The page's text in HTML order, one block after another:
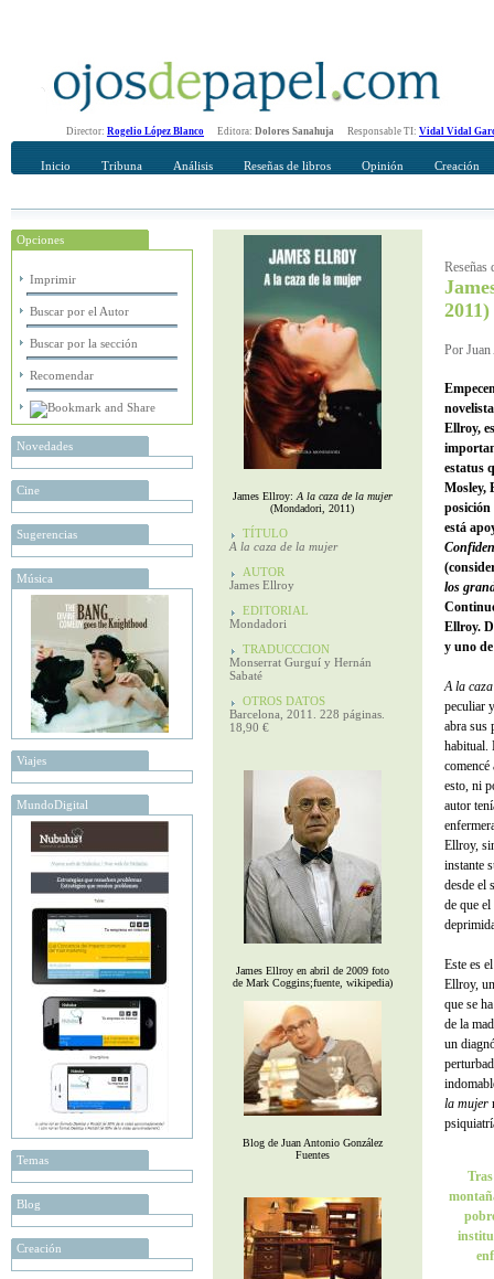
Director: Rogelio López Blanco Editora: Dolores Sanahuja Responsable TI: Vidal Vidal
Inicio Tribuna Análisis Reseñas de libros Opinión Creación
Opciones
Imprimir
Buscar por el Autor
Buscar por la sección
Recomendar
Novedades
Cine
Sugerencias
Música
Viajes
MundoDigital
Temas
Blog
Creación
Recomendar
Su nombre Completo
James Ellroy: A la caza de la mujer
(Mondadori, 2011)
TÍTULO
A la caza de la mujer
AUTOR
James Ellroy
EDITORIAL
Mondadori
TRADUCCCION
Monserrat Gurguí y Hernán
Sabaté
OTROS DATOS
Barcelona, 2011. 228 páginas.
18,90 €
James Ellroy en abril de 2009 foto
de Mark Coggins;fuente, wikipedia)
Blog de Juan Antonio González
Fuentes
2011)
Por
Ellroy,
estatus
Mosley,
está
los
Ellroy.
y uno
A la
peculiar
abra sus
habitual.
esto, ni
autor
Ellroy,
instante
desde el
de que el
Este es
Ellroy,
que se
de la
un
la mujer